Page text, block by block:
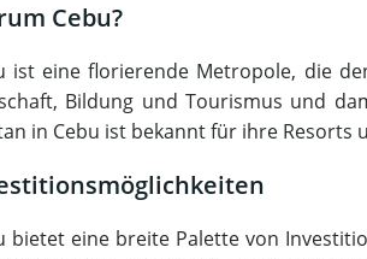
Cebu?
ist eine florierende Metropole, die
Bildung und Tourismus und
in Cebu ist bekannt für ihre Resorts
bietet eine breite Palette von